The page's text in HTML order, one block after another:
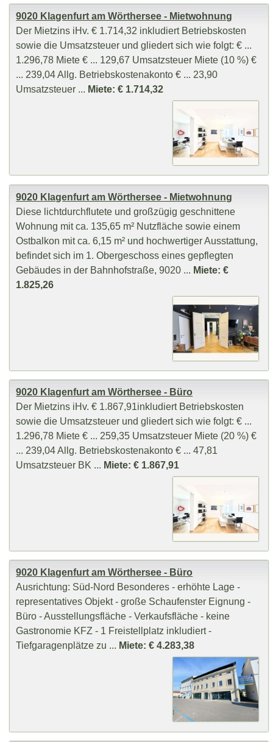
9020 Klagenfurt am Wörthersee - Mietwohnung
Der Mietzins iHv. € 1.714,32 inkludiert Betriebskosten
sowie die Umsatzsteuer und gliedert sich wie folgt: € ...
1.296,78 Miete € ... 129,67 Umsatzsteuer Miete (10 %) €
... 239,04 Allg. Betriebskostenakonto € ... 23,90
Umsatzsteuer ... Miete: € 1.714,32
9020 Klagenfurt am Wörthersee - Mietwohnung
Diese lichtdurchflutete und großzügig geschnittene
Wohnung mit ca. 135,65 m² Nutzfläche sowie einem
Ostbalkon mit ca. 6,15 m² und hochwertiger Ausstattung,
befindet sich im 1. Obergeschoss eines gepflegten
Gebäudes in der Bahnhofstraße, 9020 ... Miete: €
1.825,26
9020 Klagenfurt am Wörthersee - Büro
Der Mietzins iHv. € 1.867,91inkludiert Betriebskosten
sowie die Umsatzsteuer und gliedert sich wie folgt: € ...
1.296,78 Miete € ... 259,35 Umsatzsteuer Miete (20 %) €
... 239,04 Allg. Betriebskostenakonto € ... 47,81
Umsatzsteuer BK ... Miete: € 1.867,91
9020 Klagenfurt am Wörthersee - Büro
Ausrichtung: Süd-Nord Besonderes - erhöhte Lage -
representatives Objekt - große Schaufenster Eignung -
Büro - Ausstellungsfläche - Verkaufsfläche - keine
Gastronomie KFZ - 1 Freistellplatz inkludiert -
Tiefgaragenplätze zu ... Miete: € 4.283,38